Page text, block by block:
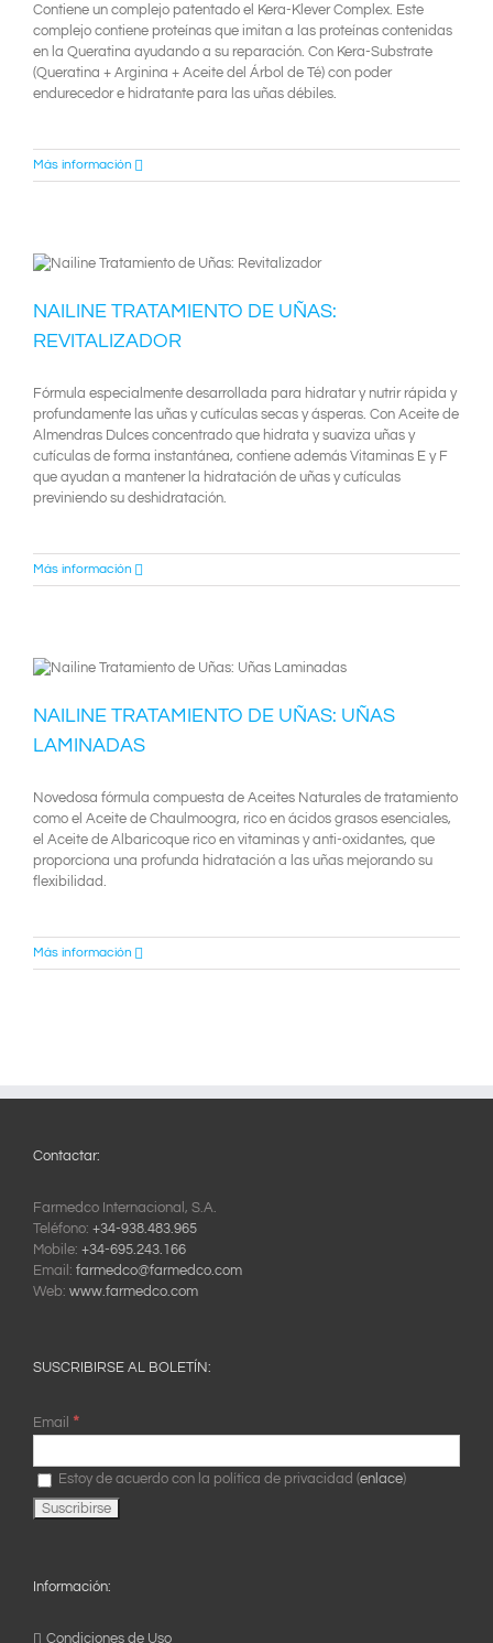
Contiene un complejo patentado el Kera-Klever Complex. Este
complejo contiene proteínas que imitan a las proteínas contenidas
en la Queratina ayudando a su reparación. Con Kera-Substrate
(Queratina + Arginina + Aceite del Árbol de Té) con poder
endurecedor e hidratante para las uñas débiles.
Más información
NAILINE TRATAMIENTO DE UÑAS:
REVITALIZADOR
Fórmula especialmente desarrollada para hidratar y nutrir rápida y
profundamente las uñas y cutículas secas y ásperas. Con Aceite de
Almendras Dulces concentrado que hidrata y suaviza uñas y
cutículas de forma instantánea, contiene además Vitaminas E y F
que ayudan a mantener la hidratación de uñas y cutículas
previniendo su deshidratación.
Más información
NAILINE TRATAMIENTO DE UÑAS: UÑAS
LAMINADAS
Novedosa fórmula compuesta de Aceites Naturales de tratamiento
como el Aceite de Chaulmoogra, rico en ácidos grasos esenciales,
el Aceite de Albaricoque rico en vitaminas y anti-oxidantes, que
proporciona una profunda hidratación a las uñas mejorando su
flexibilidad.
Más información
Contactar:
Farmedco Internacional, S.A.
Teléfono: +34-938.483.965
Mobile: +34-695.243.166
Email: farmedco@farmedco.com
Web: www.farmedco.com
SUSCRIBIRSE AL BOLETÍN:
Email *
Estoy de acuerdo con la política de privacidad (enlace)
Información:
Condiciones de Uso